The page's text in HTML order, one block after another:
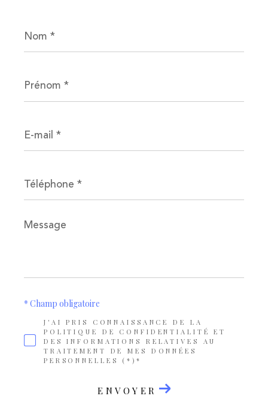
*
*
mail
*
*
Message
*
J'AI PRIS CONNAISSANCE DE LA
POLITIQUE DE CONFIDENTIALITÉ ET
DES INFORMATIONS RELATIVES AU
TRAITEMENT DE MES DONNÉES
PERSONNELLES (*)*
* Champ obligatoire
ENVOYER